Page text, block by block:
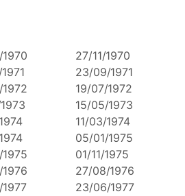
27/11/1970
23/09/1971
19/07/1972
15/05/1973
11/03/1974
05/01/1975
01/11/1975
27/08/1976
23/06/1977